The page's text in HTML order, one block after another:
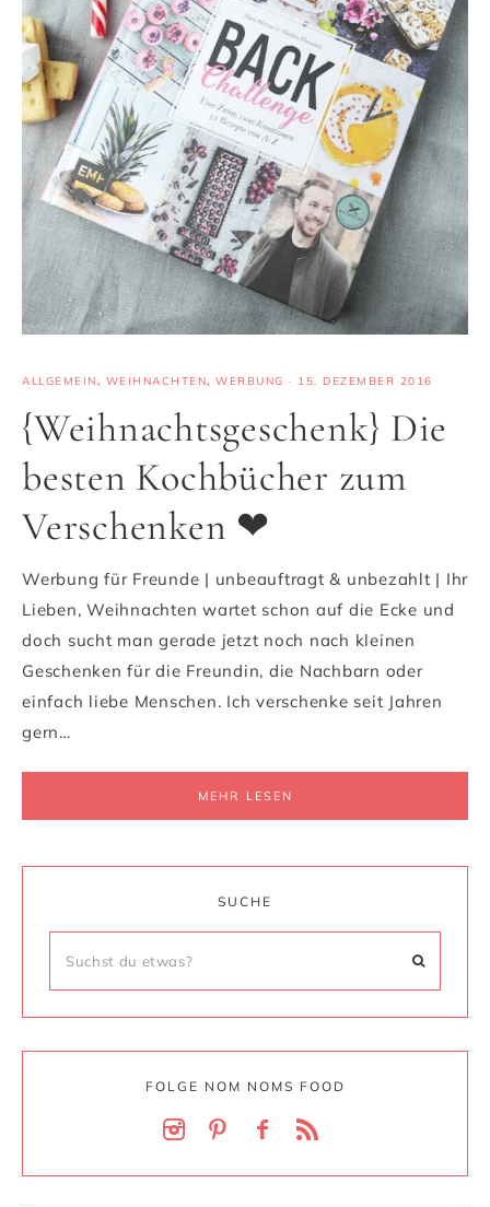
ALLGEMEIN, WEIHNACHTEN, WERBUNG · 15. DEZEMBER 2016
{Weihnachtsgeschenk} Die
besten Kochbücher zum
Verschenken ❤
Werbung für Freunde | unbeauftragt & unbezahlt | Ihr
Lieben, Weihnachten wartet schon auf die Ecke und
doch sucht man gerade jetzt noch nach kleinen
Geschenken für die Freundin, die Nachbarn oder
einfach liebe Menschen. Ich verschenke seit Jahren
gern…
MEHR LESEN
SUCHE
FOLGE NOM NOMS FOOD